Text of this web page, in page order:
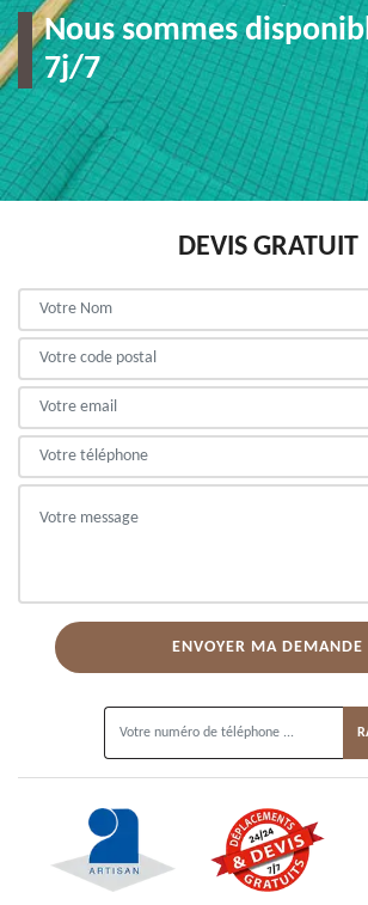
Nous sommes
7j/7
DEVIS GRATUIT